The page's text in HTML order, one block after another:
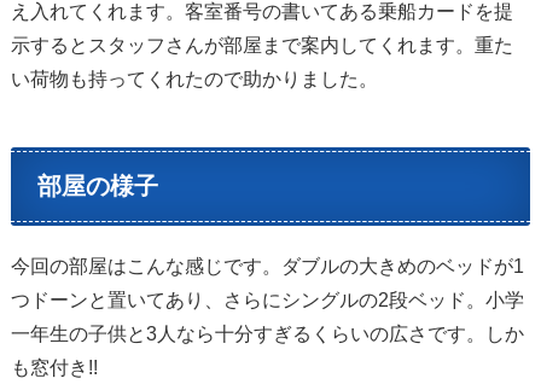
え入れてくれます。客室番号の書いてある乗船カードを提
示するとスタッフさんが部屋まで案内してくれます。重た
い荷物も持ってくれたので助かりました。
部屋の様子
今回の部屋はこんな感じです。ダブルの大きめのベッドが1
つドーンと置いてあり、さらにシングルの2段ベッド。小学
一年生の子供と3人なら十分すぎるくらいの広さです。しか
も窓付き!!